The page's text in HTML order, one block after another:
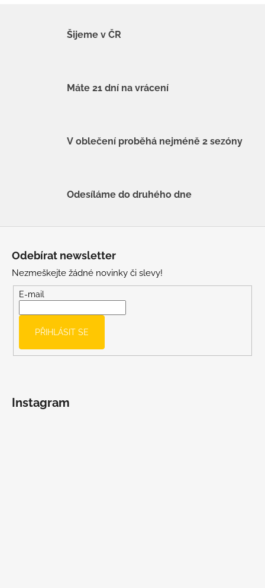
Šijeme v ČR
Máte 21 dní na vrácení
V oblečení proběhá nejméně 2 sezóny
Odesíláme do druhého dne
Odebírat newsletter
Nezmeškejte žádné novinky či slevy!
E-mail
PŘIHLÁSIT SE
Instagram